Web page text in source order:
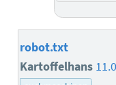
robot.txt
Kartoffelhans